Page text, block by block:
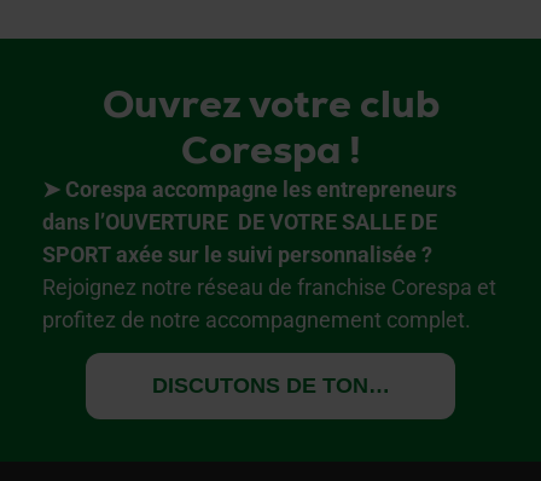
Ouvrez votre club
Corespa !
➤ Corespa accompagne les entrepreneurs
dans l’OUVERTURE DE VOTRE SALLE DE
SPORT axée sur le suivi personnalisée ?
Rejoignez notre réseau de franchise Corespa et
profitez de notre accompagnement complet.
DISCUTONS DE TON PROJET